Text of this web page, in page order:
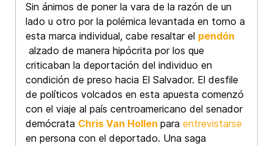
Sin ánimos de poner la vara de la razón de un
lado u otro por la polémica levantada en torno a
esta marca individual, cabe resaltar el pendón
alzado de manera hipócrita por los que
criticaban la deportación del individuo en
condición de preso hacia El Salvador. El desfile
de políticos volcados en esta apuesta comenzó
con el viaje al país centroamericano del senador
demócrata Chris Van Hollen para entrevistarse
en persona con el deportado. Una saga